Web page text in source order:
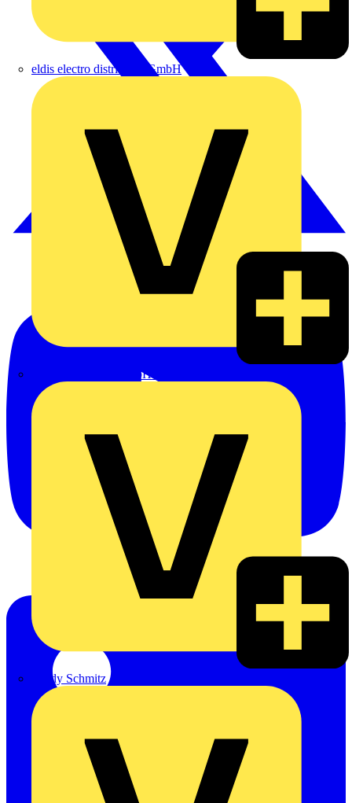
eldis electro distributor GmbH
Emil Löffelhardt GmbH & Co. KG
Hardy Schmitz